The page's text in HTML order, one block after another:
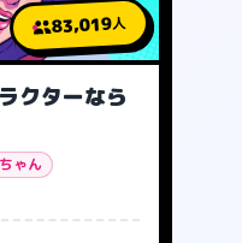
83,019人
クターなら
ゃん